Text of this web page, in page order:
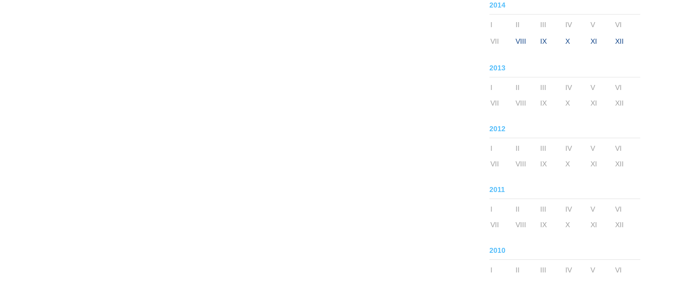
2014
I II III IV V VI
VII VIII IX X XI XII
2013
I II III IV V
VI
VII
VIII IX X XI XII
2012
I II III IV V
VI
VII
VIII IX X XI XII
2011
I II III IV V
VI
VII
VIII IX X XI XII
2010
I II III IV V
VI